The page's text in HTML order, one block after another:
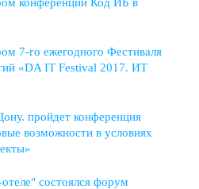
7-го ежегодного Фестиваля
«DA IT Festival 2017. ИТ
пройдет конференция
возможности в условиях
состоялся форум